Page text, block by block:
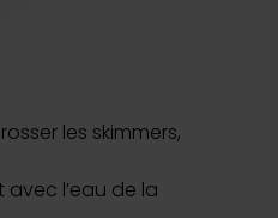
les skimmers,
l’eau de la